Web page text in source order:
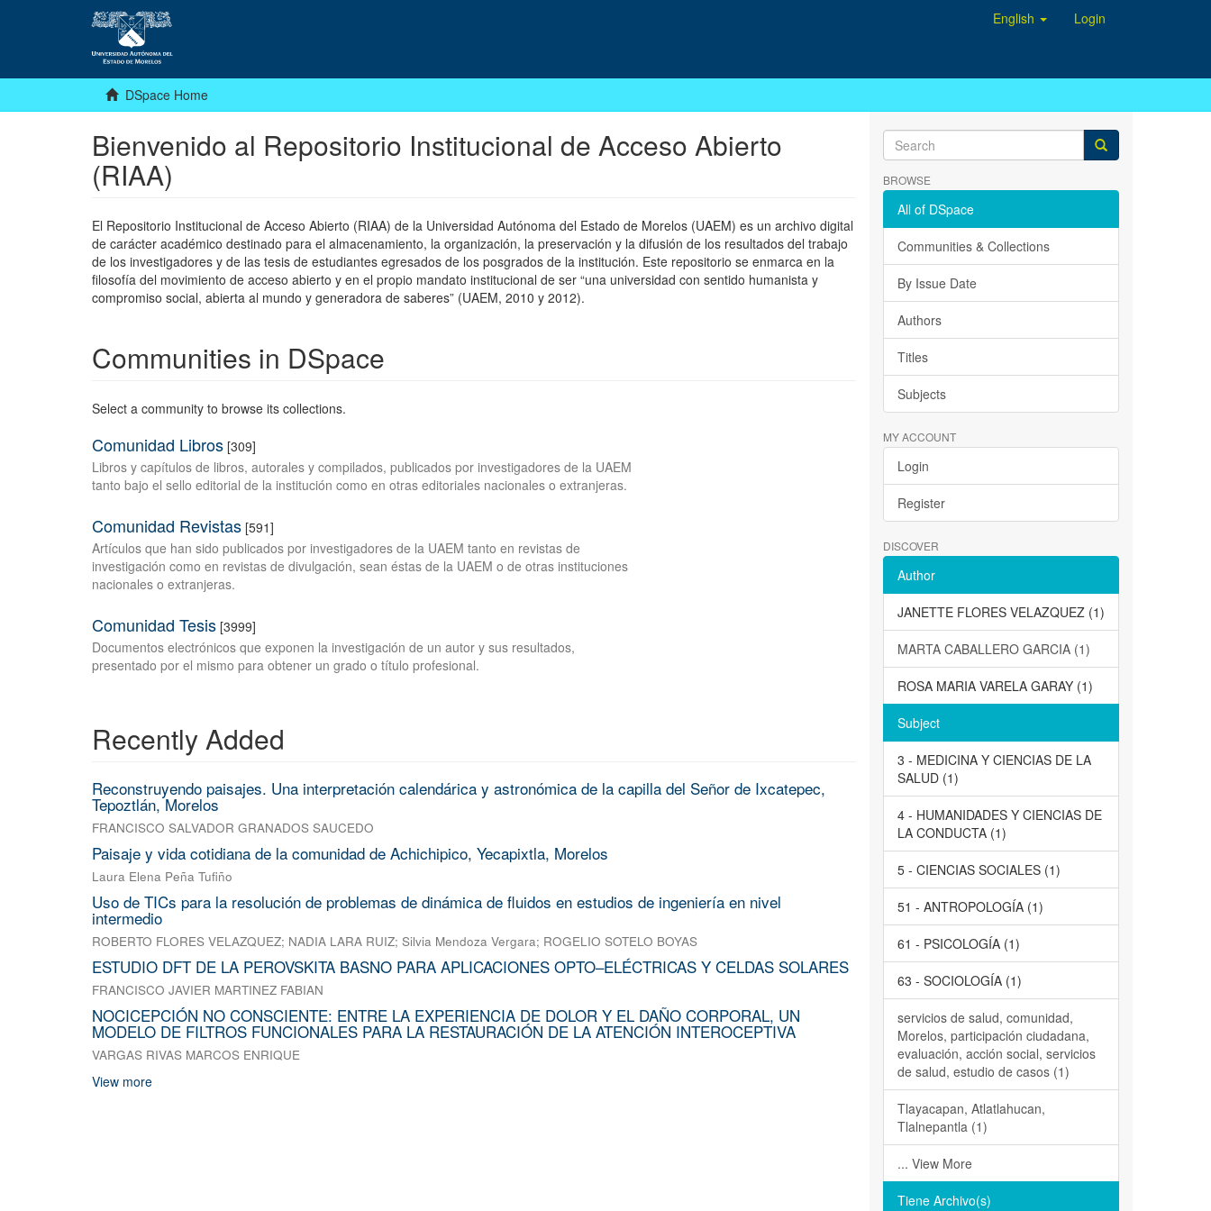
English Login
DSpace Home
Bienvenido al Repositorio Institucional de Acceso Abierto
(RIAA)
El Repositorio Institucional de Acceso Abierto (RIAA) de la Universidad Autónoma del Estado de Morelos (UAEM) es un archivo digital
de carácter académico destinado para el almacenamiento, la organización, la preservación y la difusión de los resultados del trabajo
de los investigadores y de las tesis de estudiantes egresados de los posgrados de la institución. Este repositorio se enmarca en la
filosofía del movimiento de acceso abierto y en el propio mandato institucional de ser “una universidad con sentido humanista y
compromiso social, abierta al mundo y generadora de saberes” (UAEM, 2010 y 2012).
Communities in DSpace
Select a community to browse its collections.
Comunidad Libros [309]
Libros y capítulos de libros, autorales y compilados, publicados por investigadores de la UAEM
tanto bajo el sello editorial de la institución como en otras editoriales nacionales o extranjeras.
Comunidad Revistas [591]
Artículos que han sido publicados por investigadores de la UAEM tanto en revistas de
investigación como en revistas de divulgación, sean éstas de la UAEM o de otras instituciones
nacionales o extranjeras.
Comunidad Tesis [3999]
Documentos electrónicos que exponen la investigación de un autor y sus resultados,
presentado por el mismo para obtener un grado o título profesional.
Recently Added
Reconstruyendo paisajes. Una interpretación calendárica y astronómica de la capilla del Señor de Ixcatepec,
Tepoztlán, Morelos
FRANCISCO SALVADOR GRANADOS SAUCEDO
Paisaje y vida cotidiana de la comunidad de Achichipico, Yecapixtla, Morelos
Laura Elena Peña Tufiño
Uso de TICs para la resolución de problemas de dinámica de fluidos en estudios de ingeniería en nivel
intermedio
ROBERTO FLORES VELAZQUEZ; NADIA LARA RUIZ; Silvia Mendoza Vergara; ROGELIO SOTELO BOYAS
ESTUDIO DFT DE LA PEROVSKITA BASNO PARA APLICACIONES OPTO–ELÉCTRICAS Y CELDAS SOLARES
FRANCISCO JAVIER MARTINEZ FABIAN
NOCICEPCIÓN NO CONSCIENTE: ENTRE LA EXPERIENCIA DE DOLOR Y EL DAÑO CORPORAL, UN
MODELO DE FILTROS FUNCIONALES PARA LA RESTAURACIÓN DE LA ATENCIÓN INTEROCEPTIVA
VARGAS RIVAS MARCOS ENRIQUE
View more
BROWSE
All of DSpace
Communities & Collections
By Issue Date
Authors
Titles
Subjects
MY ACCOUNT
Login
Register
DISCOVER
Author
JANETTE FLORES VELAZQUEZ (1)
MARTA CABALLERO GARCIA (1)
ROSA MARIA VARELA GARAY (1)
Subject
3 - MEDICINA Y CIENCIAS DE LA
SALUD (1)
4 - HUMANIDADES Y CIENCIAS DE
LA CONDUCTA (1)
5 - CIENCIAS SOCIALES (1)
51 - ANTROPOLOGÍA (1)
61 - PSICOLOGÍA (1)
63 - SOCIOLOGÍA (1)
servicios de salud, comunidad,
Morelos, participación ciudadana,
evaluación, acción social, servicios
de salud, estudio de casos (1)
Tlayacapan, Atlatlahucan,
Tlalnepantla (1)
... View More
Tiene Archivo(s)